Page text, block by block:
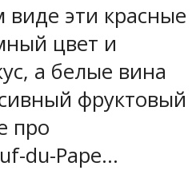
эти красные
цвет и
а белые вина
фруктовый
про
du-Pape…